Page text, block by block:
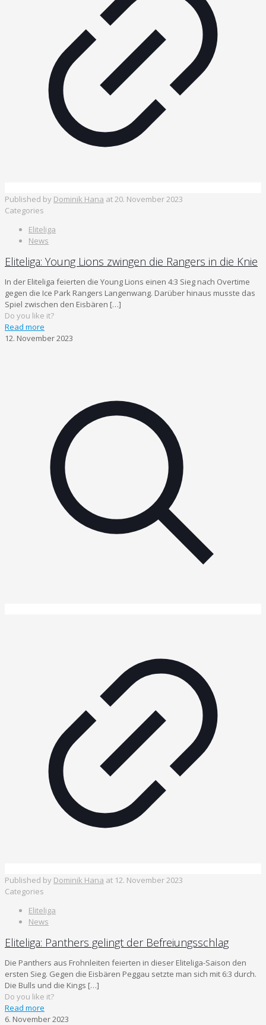
Published by Dominik Hana at20. November 2023
Categories
Eliteliga
News
Eliteliga: Young Lions zwingen die Rangers in die Knie
In der Eliteliga feierten die Young Lions einen 4:3 Sieg nach Overtime
gegen die Ice Park Rangers Langenwang. Darüber hinaus musste das
Spiel zwischen den Eisbären […]
Do you like it?
Read more
12. November 2023
Published by Dominik Hana at 12. November 2023
Categories
Eliteliga
News
Eliteliga: Panthers gelingt der Befreiungsschlag
Die Panthers aus Frohnleiten feierten in dieser Eliteliga-Saison den
ersten Sieg. Gegen die Eisbären Peggau setzte man sich mit 6:3 durch.
Die Bulls und die Kings […]
Do you like it?
Read more
6. November 2023